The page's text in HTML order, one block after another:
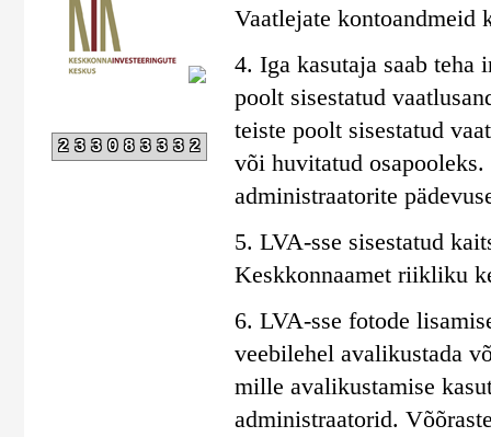
233083332
Vaatlejate kontoandmeid
4. Iga kasutaja saab teha
poolt sisestatud
teiste poolt sisestatud
või huvitatud
administraatorite
5. LVA-sse sisestatud
Keskkonnaamet riikliku
6. LVA-sse fotode
veebilehel avalikustada
mille avalikustamise
administraatorid.